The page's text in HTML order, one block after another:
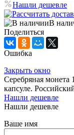
Нашли дешевле
В
Поделиться
Ошибка
Закрыть окно
Серебряная
капсуле.
Нашли дешевле
Нашли дешевле
Ваше имя